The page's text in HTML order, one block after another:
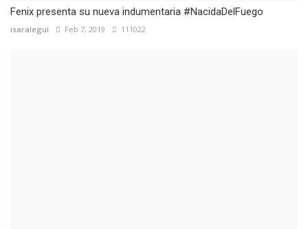
Fenix presenta su nueva indumentaria #NacidaDelFuego
isaralegui Feb 7, 2019 111022